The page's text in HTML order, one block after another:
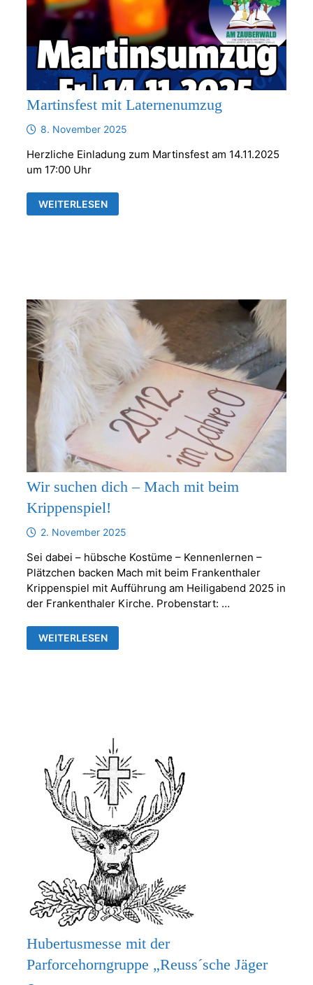
Martinsfest mit Laternenumzug
8. November 2025
Herzliche Einladung zum Martinsfest am 14.11.2025
um 17:00 Uhr
MARTINSFEST
MIT
WEITERLESEN
Wir suchen dich – Mach mit beim
Krippenspiel!
2. November 2025
Sei dabei – hübsche Kostüme – Kennenlernen –
Plätzchen backen Mach mit beim Frankenthaler
Krippenspiel mit Aufführung am Heiligabend 2025 in
der Frankenthaler Kirche. Probenstart: …
WIR
SUCHEN
DICH
WEITERLESEN
Hubertusmesse mit der
Parforcehorngruppe „Reuss´sche Jäger